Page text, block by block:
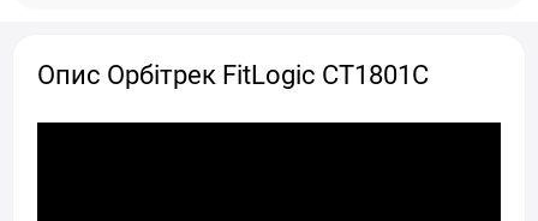
Опис Орбітрек FitLogic CT1801C